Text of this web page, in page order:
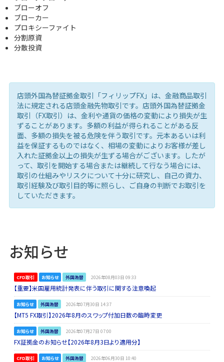
ブローオフ
ブローカー
プロキシーファイト
分割原資
分散投資
店頭外国為替証拠金取引「フィリップFX」は、金融商品取引
法に規定される店頭金融先物取引です。店頭外国為替証拠金
取引（FX取引）は、金利や通貨の価格の変動により損失が生
ずることがあります。多額の利益が得られることがある反
面、多額の損失を被る危険を伴う取引です。元本あるいは利
益を保証するものではなく、相場の変動によりお客様が差し
入れた証拠金以上の損失が生ずる場合がございます。したが
って、取引を開始する場合または継続して行なう場合には、
取引の仕組みやリスクについて十分に研究し、自己の資力、
取引経験及び取引目的等に照らし、ご自身の判断でお取引を
していただきます。
お知らせ
CFD取引 お知らせ 外国為替 2026年08月03日 09:33
【重要】米国雇用統計発表に伴う取引に関する注意喚起
お知らせ 外国為替 2026年07月30日 14:37
【MT5 FX取引】2026年8月のスワップ付加日数の臨時変更
お知らせ 外国為替 2026年07月27日 07:00
FX証拠金のお知らせ【2026年8月3日より適用分】
CFD取引 お知らせ 外国為替 2026年06月30日 10:40